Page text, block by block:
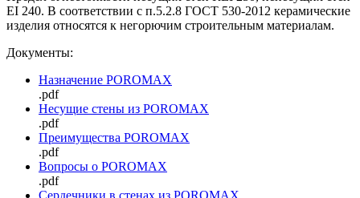
EI 240. В соответствии с п.5.2.8 ГОСТ 530-2012 керамические
изделия относятся к негорючим строительным материалам.
Документы:
Назначение POROMAX
.pdf
Несущие стены из POROMAX
.pdf
Преимущества POROMAX
.pdf
Вопросы о POROMAX
.pdf